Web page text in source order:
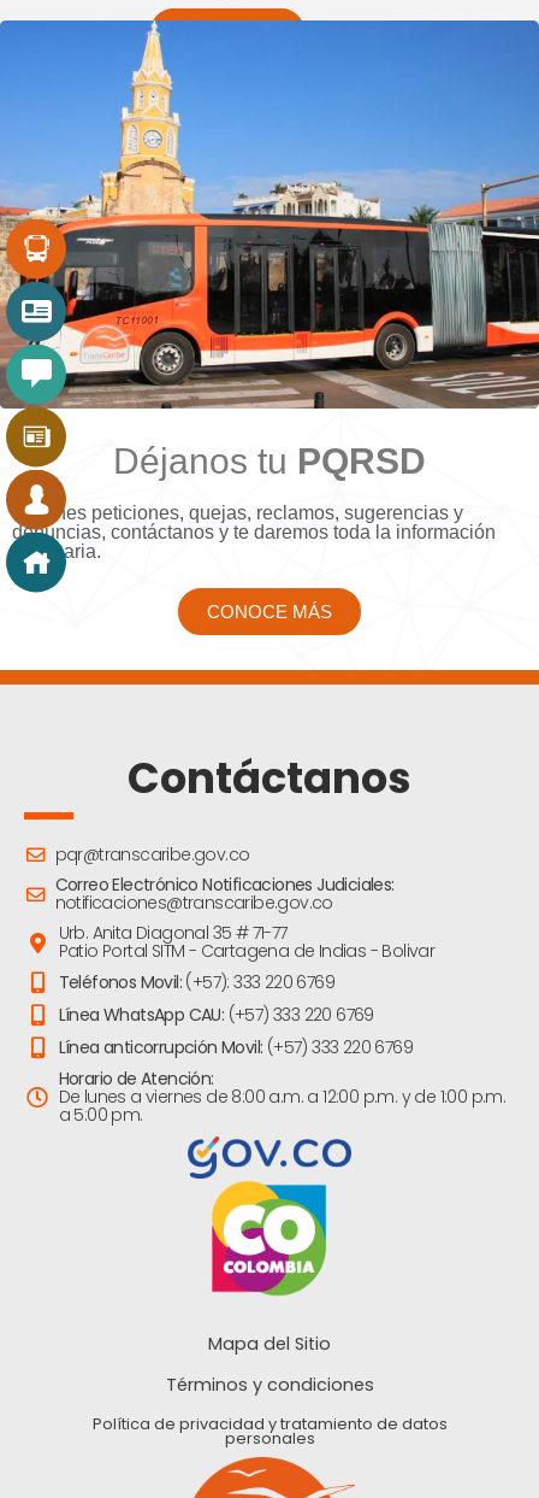
Déjanos tu PQRSD
Si tienes peticiones, quejas, reclamos, sugerencias y
denuncias, contáctanos y te daremos toda la información
necesaria.
CONOCE MÁS
Contáctanos
pqr@transcaribe.gov.co
Correo Electrónico Notificaciones Judiciales:
notificaciones@transcaribe.gov.co
Urb. Anita Diagonal 35 # 71-77
Patio Portal SITM - Cartagena de Indias - Bolivar
Teléfonos Movil: (+57): 333 220 6769
Línea WhatsApp CAU: (+57) 333 220 6769
Línea anticorrupción Movil: (+57) 333 220 6769
Horario de Atención:
De lunes a viernes de 8:00 a.m. a 12:00 p.m. y de 1:00 p.m.
a 5:00 pm.
Mapa del Sitio
Términos y condiciones
Política de privacidad y tratamiento de datos
personales